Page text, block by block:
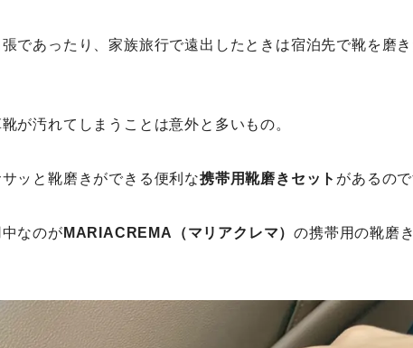
であったり、家族旅行で遠出したときは宿泊先で靴を磨
が汚れてしまうことは意外と多いもの。
ッと靴磨きができる便利な携帯用靴磨きセット があるので
なのが MARIACREMA（マリアクレマ）の携帯用の靴磨